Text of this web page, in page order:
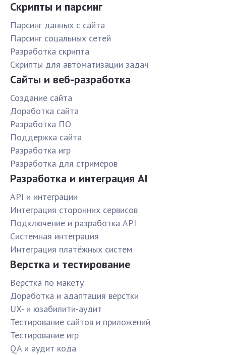
Скрипты и парсинг
Парсинг данных с сайта
Парсинг соцальных сетей
Разработка скрипта
Скрипты для автоматизации задач
Сайты и веб-разработка
Создание сайта
Доработка сайта
Разработка ПО
Поддержка сайта
Разработка игр
Разработка для стримеров
Разработка и интеграция AI
API и интеграции
Интеграция сторонних сервисов
Подключение и разработка API
Системная интеграция
Интеграция платёжных систем
Верстка и тестирование
Верстка по макету
Доработка и адаптация верстки
UX- и юзабилити-аудит
Тестирование сайтов и приложений
Тестирование игр
QA и аудит кода